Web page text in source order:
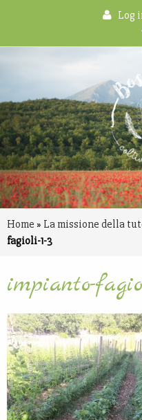
Log
Home » La missione della
fagioli-1-3
impianto-